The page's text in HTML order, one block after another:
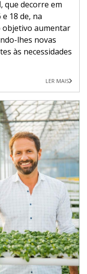
, que decorre em
18 de, na
objetivo aumentar
lhes novas
às necessidades
LER MAIS